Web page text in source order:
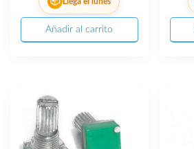
Añadir al carrito